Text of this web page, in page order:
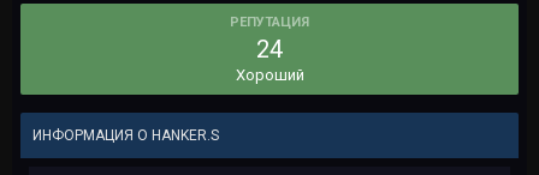
РЕПУТАЦИЯ
24
Хороший
ИНФОРМАЦИЯ О HANKER.S